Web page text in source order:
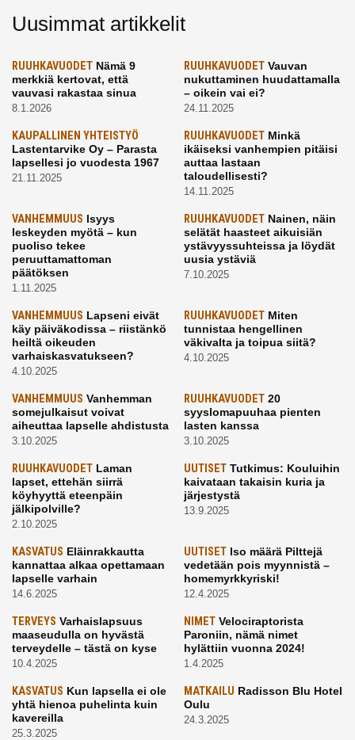
Uusimmat artikkelit
RUUHKAVUODET Nämä 9
merkkiä kertovat, että
vauvasi rakastaa sinua
8.1.2026
RUUHKAVUODETVauvan
nukuttaminen huudattamalla
– oikein vai ei?
24.11.2025
KAUPALLINEN YHTEISTYÖ
Lastentarvike Oy – Parasta
lapsellesi jo vuodesta 1967
21.11.2025
RUUHKAVUODETMinkä
ikäiseksi vanhempien pitäisi
auttaa lastaan
taloudellisesti?
14.11.2025
VANHEMMUUS Isyys
leskeyden myötä – kun
puoliso tekee
peruuttamattoman
päätöksen
1.11.2025
RUUHKAVUODETNainen, näin
selätät haasteet aikuisiän
ystävyyssuhteissa ja löydät
uusia ystäviä
7.10.2025
VANHEMMUUS Lapseni eivät
käy päiväkodissa – riistänkö
heiltä oikeuden
varhaiskasvatukseen?
4.10.2025
RUUHKAVUODETMiten
tunnistaa hengellinen
väkivalta ja toipua siitä?
4.10.2025
VANHEMMUUS Vanhemman
somejulkaisut voivat
aiheuttaa lapselle ahdistusta
3.10.2025
RUUHKAVUODET20
syyslomapuuhaa pienten
lasten kanssa
3.10.2025
RUUHKAVUODET Laman
lapset, ettehän siirrä
köyhyyttä eteenpäin
jälkipolville?
2.10.2025
UUTISETTutkimus: Kouluihin
kaivataan takaisin kuria ja
järjestystä
13.9.2025
KASVATUS Eläinrakkautta
kannattaa alkaa opettamaan
lapselle varhain
14.6.2025
UUTISETIso määrä Pilttejä
vedetään pois myynnistä –
homemyrkkyriski!
12.4.2025
TERVEYS Varhaislapsuus
maaseudulla on hyvästä
terveydelle – tästä on kyse
10.4.2025
NIMETVelociraptorista
Paroniin, nämä nimet
hylättiin vuonna 2024!
1.4.2025
KASVATUS Kun lapsella ei ole
yhtä hienoa puhelinta kuin
kavereilla
25.3.2025
MATKAILU Radisson Blu Hotel
Oulu
24.3.2025